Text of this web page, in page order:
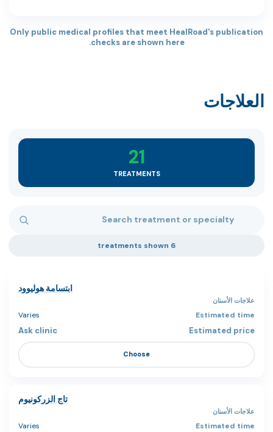
Only public medical profiles that meet HealRoad's publication
checks are shown here.
العلاجات
21
TREATMENTS
6 treatments shown
ابتسامة هوليوود
علاجات الأسنان
Varies
Ask clinic
Choose
تاج الزركونيوم
علاجات الأسنان
Varies